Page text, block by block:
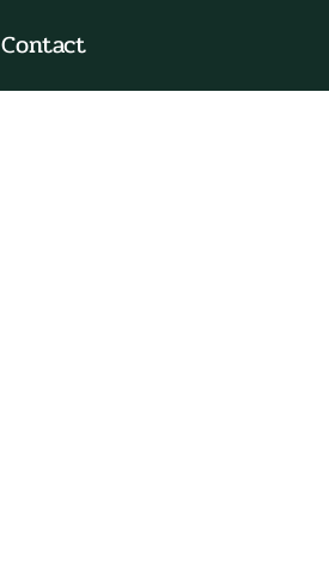
Contact